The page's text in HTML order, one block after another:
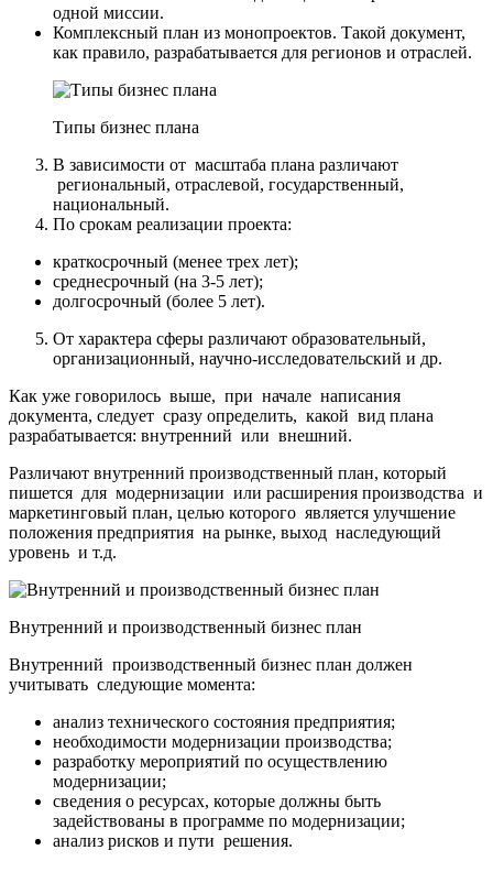
одной миссии.
Комплексный план из монопроектов. Такой документ,
как правило, разрабатывается для регионов и отраслей.
Типы бизнес плана
В зависимости от масштаба плана различают
региональный, отраслевой, государственный,
национальный.
По срокам реализации проекта:
краткосрочный (менее трех лет);
среднесрочный (на 3-5 лет);
долгосрочный (более 5 лет).
От характера сферы различают образовательный,
организационный, научно-исследовательский и др.
Как уже говорилось выше, при начале написания
документа, следует сразу определить, какой вид плана
разрабатывается: внутренний или внешний.
Различают внутренний производственный план, который
пишется для модернизации или расширения производства и
маркетинговый план, целью которого является улучшение
положения предприятия на рынке, выход наследующий
уровень и т.д.
Внутренний и производственный бизнес план
Внутренний производственный бизнес план должен
учитывать следующие момента:
анализ технического состояния предприятия;
необходимости модернизации производства;
разработку мероприятий по осуществлению
модернизации;
сведения о ресурсах, которые должны быть
задействованы в программе по модернизации;
анализ рисков и пути решения.